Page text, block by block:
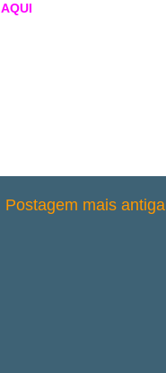
AQUI
Postagem mais antiga